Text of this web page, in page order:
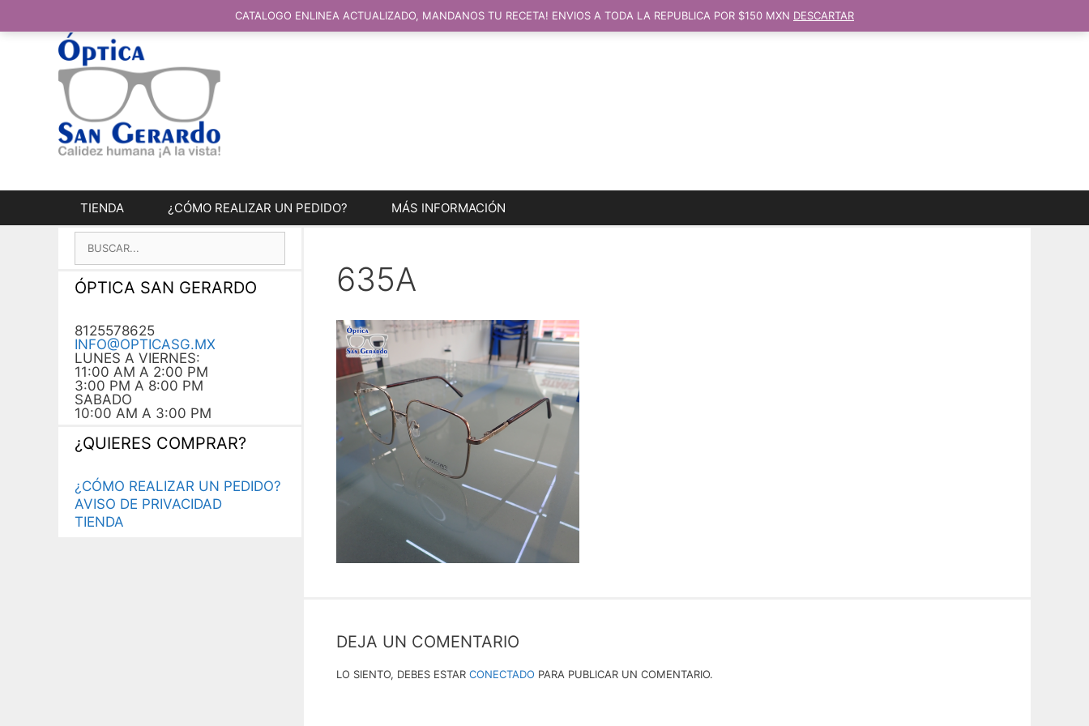
TIENDA ¿CÓMO REALIZAR UN PEDIDO? MÁS INFORMACIÓN
635A
DEJA UN COMENTARIO
LO SIENTO, DEBES ESTAR CONECTADO PARA PUBLICAR UN COMENTARIO.
BUSCAR:
ÓPTICA SAN GERARDO
8125578625
INFO@OPTICASG.MX
LUNES A VIERNES:
11:00 AM A 2:00 PM
3:00 PM A 8:00 PM
SABADO
10:00 AM A 3:00 PM
¿QUIERES COMPRAR?
¿CÓMO REALIZAR UN PEDIDO?
AVISO DE PRIVACIDAD
TIENDA
CATALOGO ENLINEA ACTUALIZADO, MANDANOS TU RECETA! ENVIOS A TODA LA REPUBLICA POR $150 MXN DESCARTAR